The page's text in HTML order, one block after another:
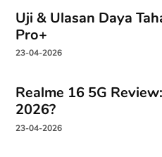
Uji & Ulasan Daya
Pro+
23-04-2026
Realme 16 5G
2026?
23-04-2026